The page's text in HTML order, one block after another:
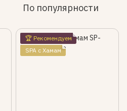
По популярности
🏆 Рекомендуем
SPA с Хамам